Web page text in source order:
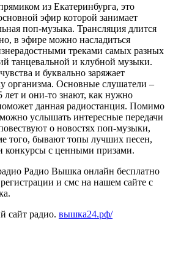
из Екатеринбурга, это
эфир которой занимает
поп-музыка. Трансляция длится
в эфире можно насладиться
треками самых разных
танцевальной и клубной музыки.
и буквально заряжает
организма. Основные слушатели –
и они-то знают, как нужно
данная радиостанция. Помимо
услышать интересные передачи
о новостях поп-музыки,
того, бывают топы лучших песен,
конкурсы с ценными призами.
Радио Вышка онлайн бесплатно
и смс на нашем сайте с
сайт радио. вышка24.рф/